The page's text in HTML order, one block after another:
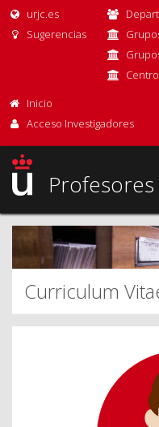
urjc.es
Sugerencias
Inicio
Acceso Investigadores
Curriculum